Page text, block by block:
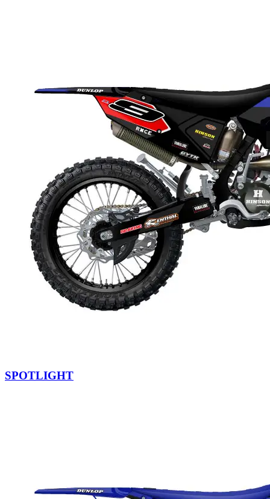
SPOTLIGHT